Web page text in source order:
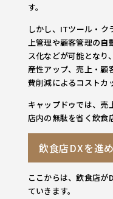
す。
しかし、ITツール・ク
上管理や顧客管理の自
ス化などが可能となり
産性アップ、売上・顧
費削減によるコストカ
キャップドゥでは、売
店内の無駄を省く飲食
飲食店DXを進
ここからは、飲食店が
ていきます。